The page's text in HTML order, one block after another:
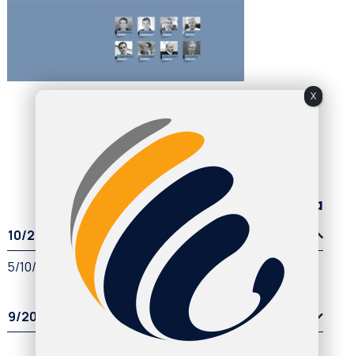
Παλαιότερα άρθρα
10/2022
5/10/2022
9/2022
X